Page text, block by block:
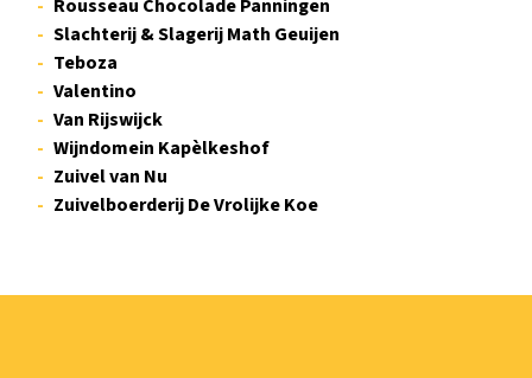
Rousseau Chocolade Panningen
Slachterij & Slagerij Math Geuijen
Teboza
Valentino
Van Rijswijck
Wijndomein Kapèlkeshof
Zuivel van Nu
Zuivelboerderij De Vrolijke Koe